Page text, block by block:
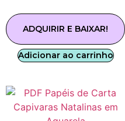
ADQUIRIR E BAIXAR!
Adicionar ao carrinho